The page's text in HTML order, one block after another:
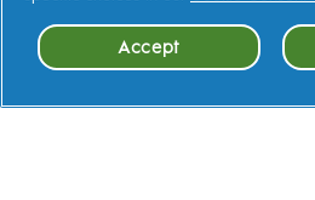
เว็บไซต์ที่เกี่ยวข้อง
Accept